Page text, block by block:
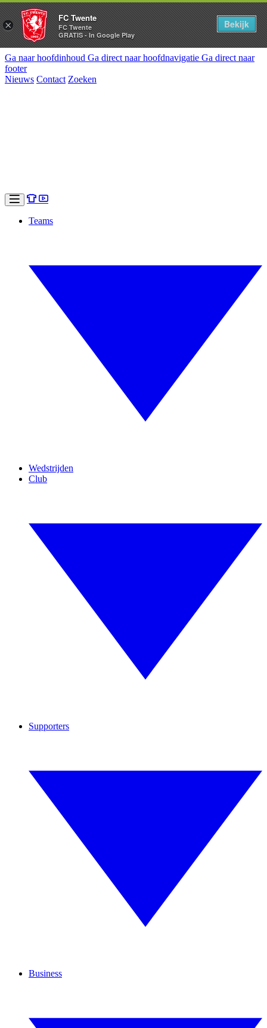
Ga naar hoofdinhoud Ga direct naar hoofdnavigatie Ga direct naar
footer
Nieuws Contact Zoeken
Teams
Wedstrijden
Club
Supporters
Business
×
FC Twente
FC Twente
GRATIS - In Google Play
Bekijk